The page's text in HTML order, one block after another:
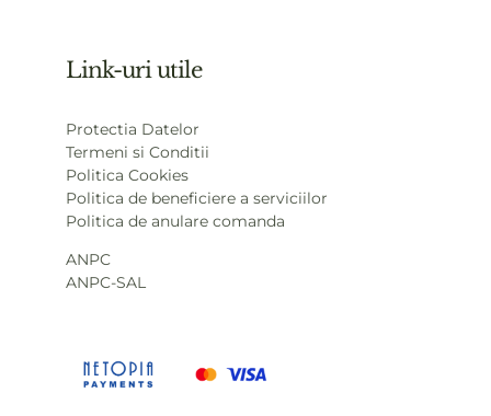
Link-uri utile
Protectia Datelor
Termeni si Conditii
Politica Cookies
Politica de beneficiere a serviciilor
Politica de anulare comanda
ANPC
ANPC-SAL